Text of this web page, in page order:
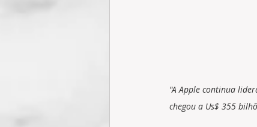
"A Apple continua
chegou a Us$ 355